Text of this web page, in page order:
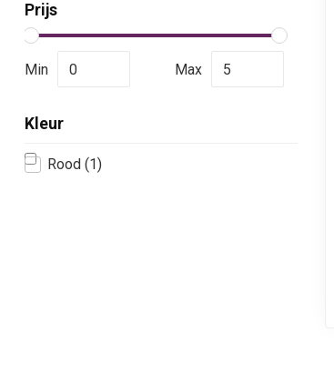
Kleur
Rood (1)
Prijs
Min Max